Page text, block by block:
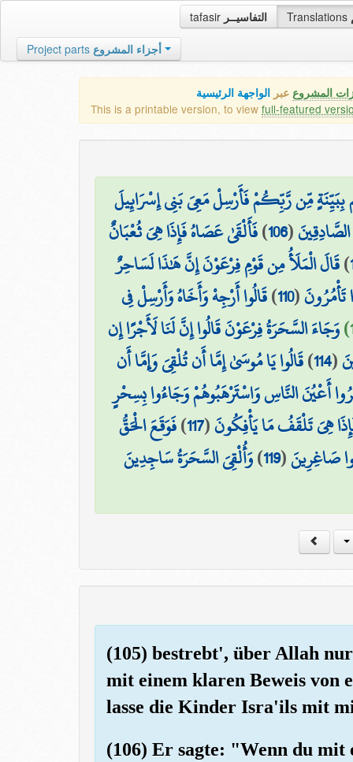
tafasir التفاسيــر Translations
Project parts أجزاء المشروع
المشروع عبر الواجهة الرئيسية
This is a printable version, to view full-featured
مِّن رَّبِّكُمْ فَأَرْسِلْ مَعِيَ بَنِي إِسْرَائِيلَ
(
106
)فَأَلْقَىٰ عَصَاهُ فَإِذَا هِيَ ثُعْبَانٌ
)قَالَ الْمَلَأُ مِن قَوْمِ فِرْعَوْنَ إِنَّ هَٰذَا لَسَاحِرٌ
(
110
)قَالُوا أَرْجِهْ وَأَخَاهُ وَأَرْسِلْ فِي
وَجَاءَ السَّحَرَةُ فِرْعَوْنَ قَالُوا إِنَّ لَنَا لَأَجْرًا إِن
(
114
)قَالُوا يَا مُوسَىٰ إِمَّا أَن تُلْقِيَ وَإِمَّا أَن
أَعْيُنَ النَّاسِ وَاسْتَرْهَبُوهُمْ وَجَاءُوا بِسِحْرٍ
هِيَ تَلْقَفُ مَا يَأْفِكُونَ(
117
)فَوَقَعَ الْحَقُّ
صَاغِرِينَ(
119
)وَأُلْقِيَ السَّحَرَةُ سَاجِدِينَ
(105) bestrebt', über Allah
mit einem klaren Beweis von
lasse die Kinder Isra'ils mit
(106) Er sagte: "Wenn du mit